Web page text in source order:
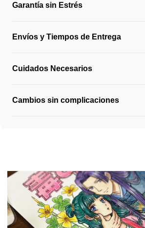
Garantía sin Estrés
Envíos y Tiempos de Entrega
Cuidados Necesarios
Cambios sin complicaciones